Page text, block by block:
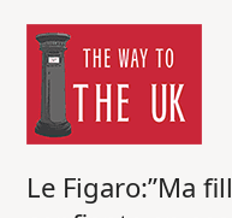
Le Figaro:”Ma